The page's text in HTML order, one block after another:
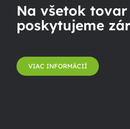
Na všetok tovar
poskytujeme
VIAC INFORMÁCIÍ